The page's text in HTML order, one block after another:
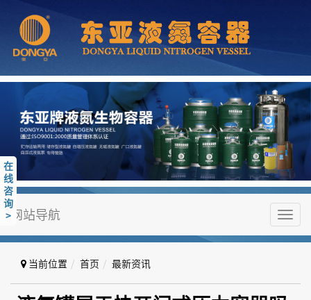
网站导航
当前位置 首页 最新资讯
在
线
咨
询
>